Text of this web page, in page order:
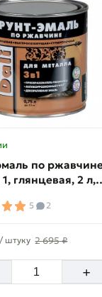
по
1, глянцевая, 2 л,
5 2
/ штуку 2 695 ₽
+